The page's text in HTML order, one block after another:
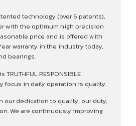
technology (over 6 patents),
with the optimum high precision
price and is offered with
warranty in the industry today,
bearings.
RESPONSIBLE
focus in daily operation is quality.
our dedication to quality; our duty,
We are continuously improving